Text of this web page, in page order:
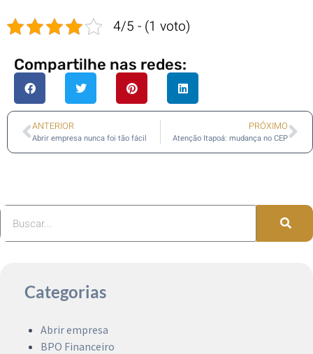
4/5 - (1 voto)
Compartilhe nas redes:
ANTERIOR
Abrir empresa nunca foi tão fácil
PRÓXIMO
Atenção Itapoá: mudança no CEP
Categorias
Abrir empresa
BPO Financeiro